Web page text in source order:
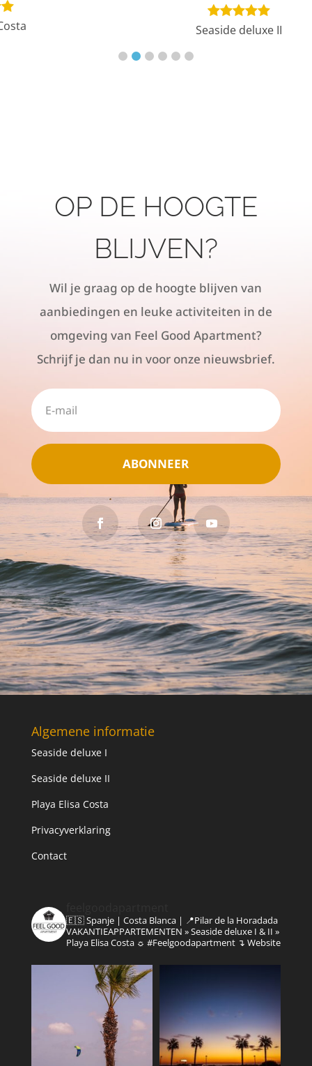
Seaside deluxe II
OP DE HOOGTE
BLIJVEN?
Wil je graag op de hoogte blijven van
aanbiedingen en leuke activiteiten in de
omgeving van Feel Good Apartment?
Schrijf je dan nu in voor onze nieuwsbrief.
ABONNEER
Algemene informatie
Seaside deluxe I
Seaside deluxe II
Playa Elisa Costa
Privacyverklaring
Contact
🇪🇸 Spanje | Costa Blanca | 📍Pilar de la Horadada
VAKANTIEAPPARTEMENTEN » Seaside deluxe I & II »
Playa Elisa Costa☼ #Feelgoodapartment↴ Website